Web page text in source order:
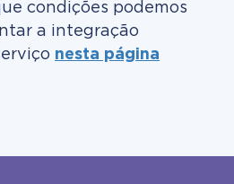
condições podemos
a integração
nesta página